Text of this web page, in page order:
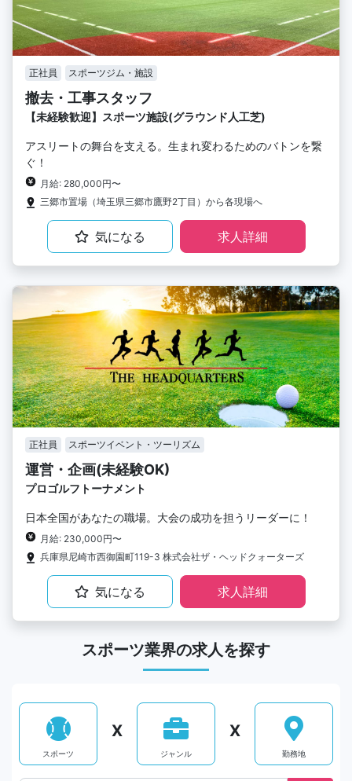
正社員 スポーツジム・施設
撤去・工事スタッフ
【未経験歓迎】スポーツ施設(グラウンド人工芝)
アスリートの舞台を支える。生まれ変わるためのバトンを繋
ぐ！
月給: 280,000円〜
三郷市置場（埼玉県三郷市鷹野2丁目）から各現場へ
気になる 求人詳細
正社員 スポーツイベント・ツーリズム
運営・企画(未経験OK)
プロゴルフトーナメント
日本全国があなたの職場。大会の成功を担うリーダーに！
月給: 230,000円〜
兵庫県尼崎市西御園町119-3 株式会社ザ・ヘッドクォーターズ
気になる 求人詳細
スポーツ業界の求人を探す
スポーツ
X
ジャンル
X
勤務地